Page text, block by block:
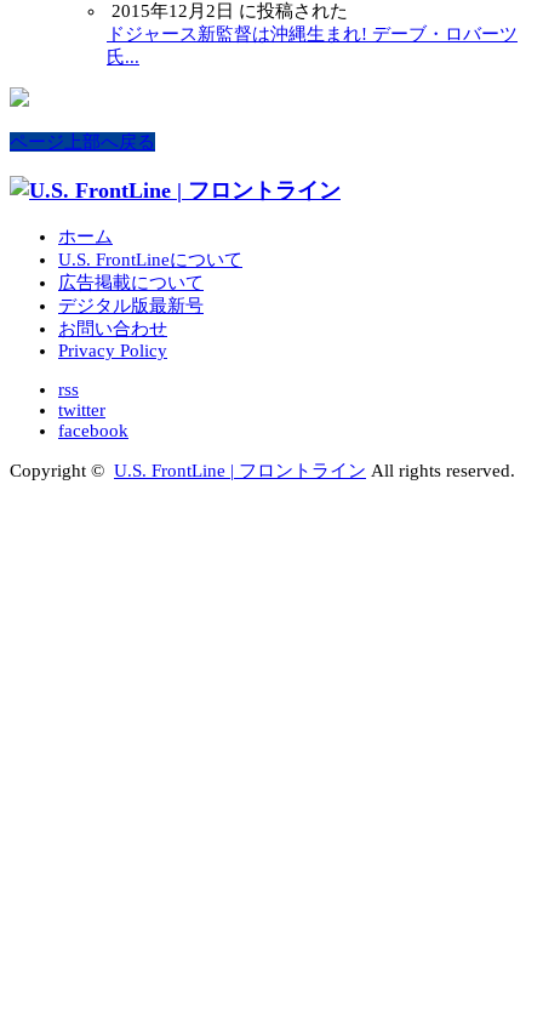
2015年12月2日 に投稿された
ドジャース新監督は沖縄生まれ! デーブ・ロバーツ
氏...
ページ上部へ戻る
ホーム
U.S. FrontLineについて
広告掲載について
デジタル版最新号
お問い合わせ
Privacy Policy
rss
twitter
facebook
Copyright © U.S. FrontLine | フロントライン All rights reserved.